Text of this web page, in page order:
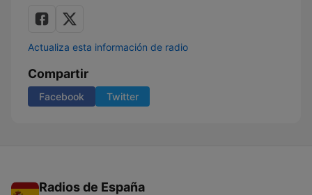
Actualiza esta información de radio
Compartir
Facebook Twitter
Radios de España